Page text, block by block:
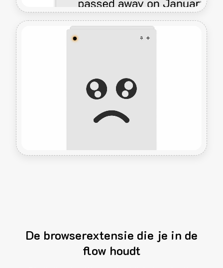
De browserextensie die je in de
flow houdt